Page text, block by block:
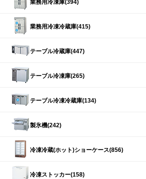
業務用冷凍庫(394)
業務用冷凍冷蔵庫(415)
テーブル冷蔵庫(447)
テーブル冷凍庫(265)
テーブル冷凍冷蔵庫(134)
製氷機(242)
冷凍冷蔵(ホット)ショーケース(856)
冷凍ストッカー(158)